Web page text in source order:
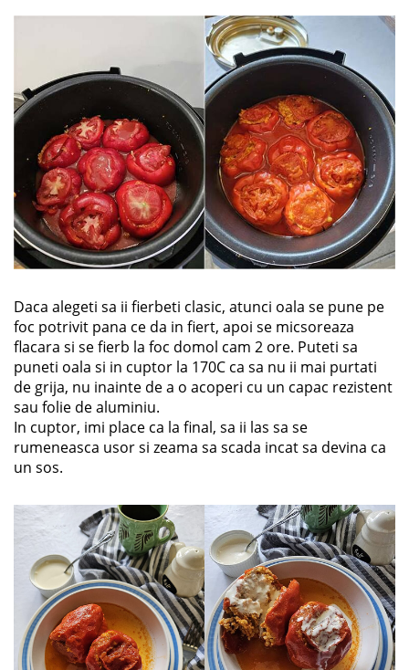
Daca alegeti sa ii fierbeti clasic, atunci oala se pune pe
foc potrivit pana ce da in fiert, apoi se micsoreaza
flacara si se fierb la foc domol cam 2 ore. Puteti sa
puneti oala si in cuptor la 170C ca sa nu ii mai purtati
de grija, nu inainte de a o acoperi cu un capac rezistent
sau folie de aluminiu.
In cuptor, imi place ca la final, sa ii las sa se
rumeneasca usor si zeama sa scada incat sa devina ca
un sos.